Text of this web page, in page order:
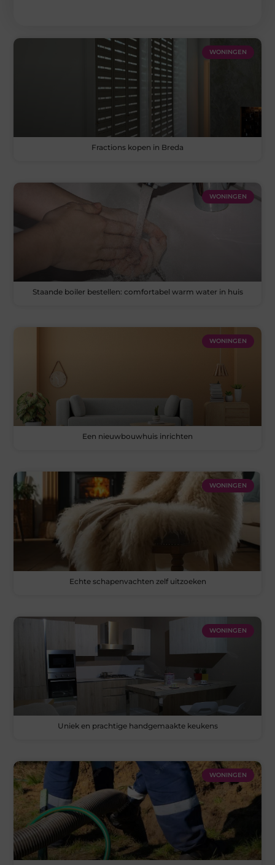
WONINGEN
Fractions kopen in Breda
WONINGEN
Staande boiler bestellen: comfortabel warm water in huis
WONINGEN
Een nieuwbouwhuis inrichten
WONINGEN
Echte schapenvachten zelf uitzoeken
WONINGEN
Uniek en prachtige handgemaakte keukens
WONINGEN